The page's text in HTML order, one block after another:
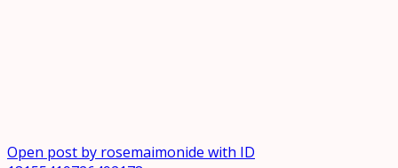
Open post by rosemaimonide with ID